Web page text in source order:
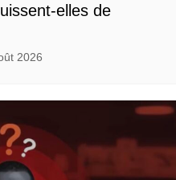
elles de
2026